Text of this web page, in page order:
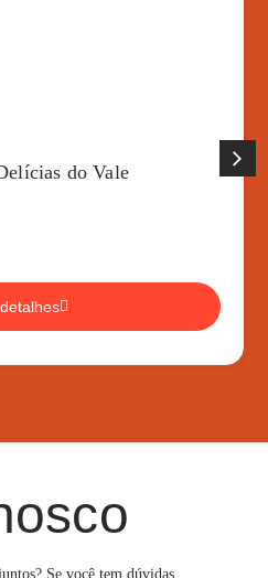
do Vale
Se você tem dúvidas,